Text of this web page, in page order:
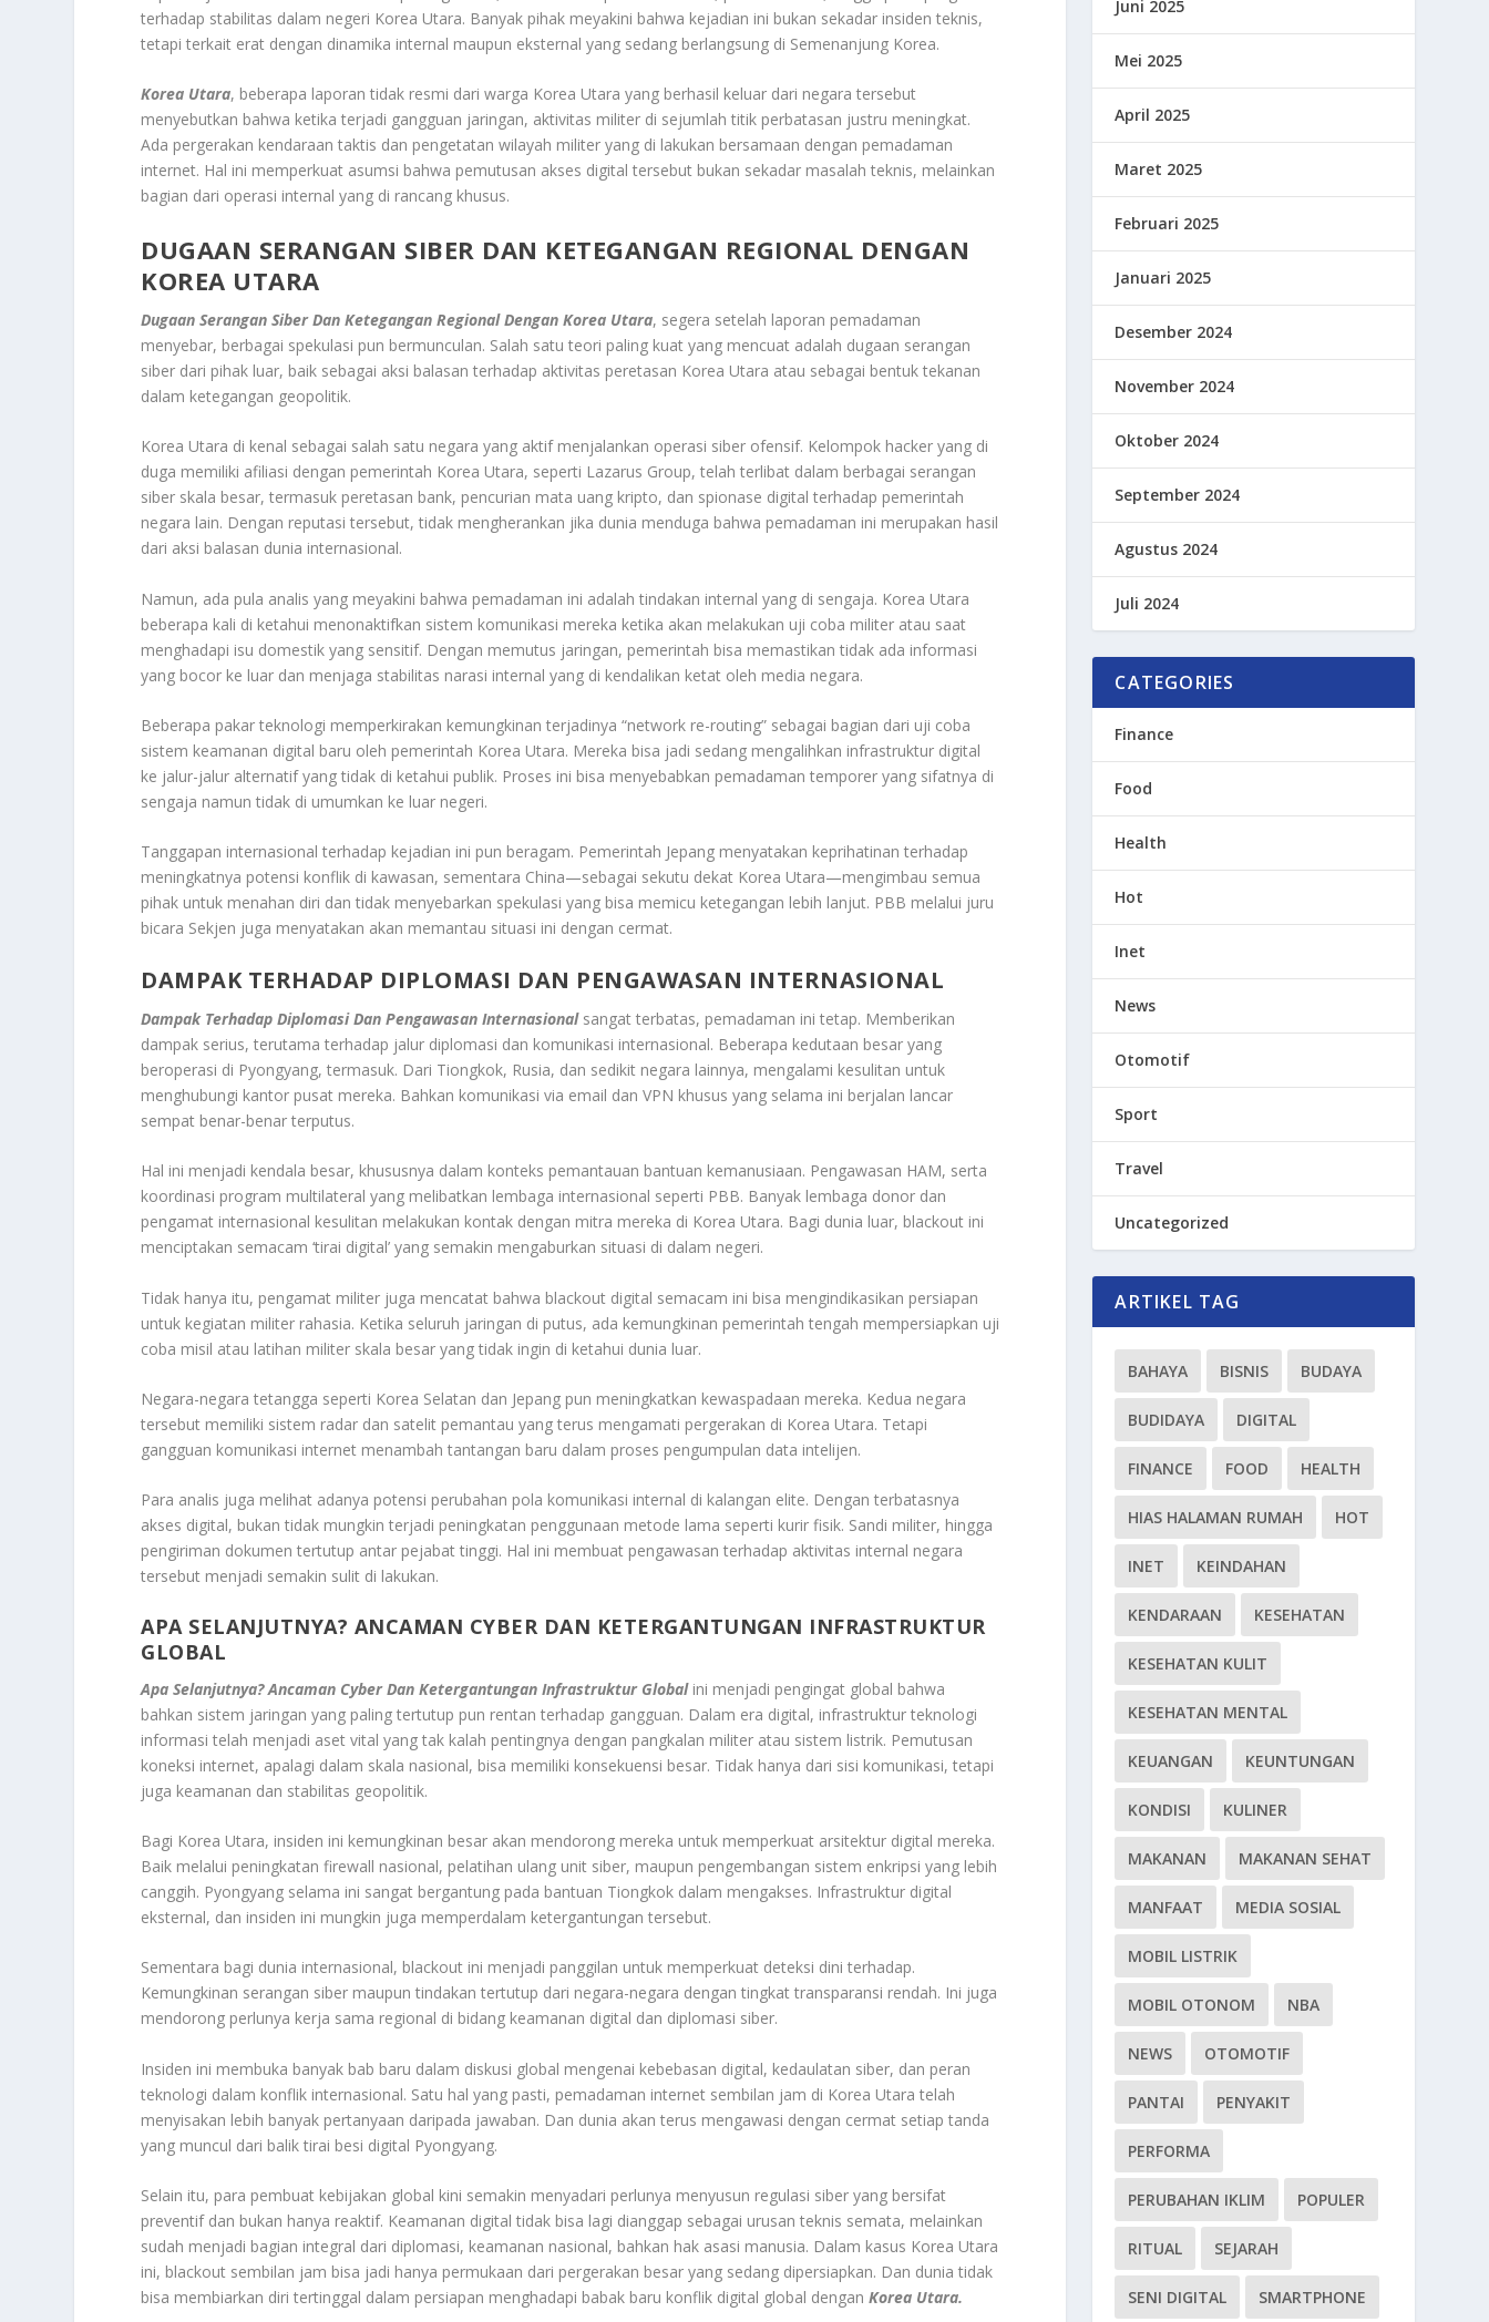
terhadap stabilitas dalam negeri Korea Utara. Banyak pihak meyakini bahwa kejadian ini bukan sekadar insiden teknis,
tetapi terkait erat dengan dinamika internal maupun eksternal yang sedang berlangsung di Semenanjung Korea.
Korea Utara, beberapa laporan tidak resmi dari warga Korea Utara yang berhasil keluar dari negara tersebut
menyebutkan bahwa ketika terjadi gangguan jaringan, aktivitas militer di sejumlah titik perbatasan justru meningkat.
Ada pergerakan kendaraan taktis dan pengetatan wilayah militer yang di lakukan bersamaan dengan pemadaman
internet. Hal ini memperkuat asumsi bahwa pemutusan akses digital tersebut bukan sekadar masalah teknis, melainkan
bagian dari operasi internal yang di rancang khusus.
DUGAAN SERANGAN SIBER DAN KETEGANGAN REGIONAL DENGAN
KOREA UTARA
Dugaan Serangan Siber Dan Ketegangan Regional Dengan Korea Utara, segera setelah laporan pemadaman
menyebar, berbagai spekulasi pun bermunculan. Salah satu teori paling kuat yang mencuat adalah dugaan serangan
siber dari pihak luar, baik sebagai aksi balasan terhadap aktivitas peretasan Korea Utara atau sebagai bentuk tekanan
dalam ketegangan geopolitik.
Korea Utara di kenal sebagai salah satu negara yang aktif menjalankan operasi siber ofensif. Kelompok hacker yang di
duga memiliki afiliasi dengan pemerintah Korea Utara, seperti Lazarus Group, telah terlibat dalam berbagai serangan
siber skala besar, termasuk peretasan bank, pencurian mata uang kripto, dan spionase digital terhadap pemerintah
negara lain. Dengan reputasi tersebut, tidak mengherankan jika dunia menduga bahwa pemadaman ini merupakan hasil
dari aksi balasan dunia internasional.
Namun, ada pula analis yang meyakini bahwa pemadaman ini adalah tindakan internal yang di sengaja. Korea Utara
beberapa kali di ketahui menonaktifkan sistem komunikasi mereka ketika akan melakukan uji coba militer atau saat
menghadapi isu domestik yang sensitif. Dengan memutus jaringan, pemerintah bisa memastikan tidak ada informasi
yang bocor ke luar dan menjaga stabilitas narasi internal yang di kendalikan ketat oleh media negara.
Beberapa pakar teknologi memperkirakan kemungkinan terjadinya “network re-routing” sebagai bagian dari uji coba
sistem keamanan digital baru oleh pemerintah Korea Utara. Mereka bisa jadi sedang mengalihkan infrastruktur digital
ke jalur-jalur alternatif yang tidak di ketahui publik. Proses ini bisa menyebabkan pemadaman temporer yang sifatnya di
sengaja namun tidak di umumkan ke luar negeri.
Tanggapan internasional terhadap kejadian ini pun beragam. Pemerintah Jepang menyatakan keprihatinan terhadap
meningkatnya potensi konflik di kawasan, sementara China—sebagai sekutu dekat Korea Utara—mengimbau semua
pihak untuk menahan diri dan tidak menyebarkan spekulasi yang bisa memicu ketegangan lebih lanjut. PBB melalui juru
bicara Sekjen juga menyatakan akan memantau situasi ini dengan cermat.
DAMPAK TERHADAP DIPLOMASI DAN PENGAWASAN INTERNASIONAL
Dampak Terhadap Diplomasi Dan Pengawasan Internasional sangat terbatas, pemadaman ini tetap. Memberikan
dampak serius, terutama terhadap jalur diplomasi dan komunikasi internasional. Beberapa kedutaan besar yang
beroperasi di Pyongyang, termasuk. Dari Tiongkok, Rusia, dan sedikit negara lainnya, mengalami kesulitan untuk
menghubungi kantor pusat mereka. Bahkan komunikasi via email dan VPN khusus yang selama ini berjalan lancar
sempat benar-benar terputus.
Hal ini menjadi kendala besar, khususnya dalam konteks pemantauan bantuan kemanusiaan. Pengawasan HAM, serta
koordinasi program multilateral yang melibatkan lembaga internasional seperti PBB. Banyak lembaga donor dan
pengamat internasional kesulitan melakukan kontak dengan mitra mereka di Korea Utara. Bagi dunia luar, blackout ini
menciptakan semacam ‘tirai digital’ yang semakin mengaburkan situasi di dalam negeri.
Tidak hanya itu, pengamat militer juga mencatat bahwa blackout digital semacam ini bisa mengindikasikan persiapan
untuk kegiatan militer rahasia. Ketika seluruh jaringan di putus, ada kemungkinan pemerintah tengah mempersiapkan uji
coba misil atau latihan militer skala besar yang tidak ingin di ketahui dunia luar.
Negara-negara tetangga seperti Korea Selatan dan Jepang pun meningkatkan kewaspadaan mereka. Kedua negara
tersebut memiliki sistem radar dan satelit pemantau yang terus mengamati pergerakan di Korea Utara. Tetapi
gangguan komunikasi internet menambah tantangan baru dalam proses pengumpulan data intelijen.
Para analis juga melihat adanya potensi perubahan pola komunikasi internal di kalangan elite. Dengan terbatasnya
akses digital, bukan tidak mungkin terjadi peningkatan penggunaan metode lama seperti kurir fisik. Sandi militer, hingga
pengiriman dokumen tertutup antar pejabat tinggi. Hal ini membuat pengawasan terhadap aktivitas internal negara
tersebut menjadi semakin sulit di lakukan.
APA SELANJUTNYA? ANCAMAN CYBER DAN KETERGANTUNGAN INFRASTRUKTUR
GLOBAL
Apa Selanjutnya? Ancaman Cyber Dan Ketergantungan Infrastruktur Globalini menjadi pengingat global bahwa
bahkan sistem jaringan yang paling tertutup pun rentan terhadap gangguan. Dalam era digital, infrastruktur teknologi
informasi telah menjadi aset vital yang tak kalah pentingnya dengan pangkalan militer atau sistem listrik. Pemutusan
koneksi internet, apalagi dalam skala nasional, bisa memiliki konsekuensi besar. Tidak hanya dari sisi komunikasi, tetapi
juga keamanan dan stabilitas geopolitik.
Bagi Korea Utara, insiden ini kemungkinan besar akan mendorong mereka untuk memperkuat arsitektur digital mereka.
Baik melalui peningkatan firewall nasional, pelatihan ulang unit siber, maupun pengembangan sistem enkripsi yang lebih
canggih. Pyongyang selama ini sangat bergantung pada bantuan Tiongkok dalam mengakses. Infrastruktur digital
eksternal, dan insiden ini mungkin juga memperdalam ketergantungan tersebut.
Sementara bagi dunia internasional, blackout ini menjadi panggilan untuk memperkuat deteksi dini terhadap.
Kemungkinan serangan siber maupun tindakan tertutup dari negara-negara dengan tingkat transparansi rendah. Ini juga
mendorong perlunya kerja sama regional di bidang keamanan digital dan diplomasi siber.
Insiden ini membuka banyak bab baru dalam diskusi global mengenai kebebasan digital, kedaulatan siber, dan peran
teknologi dalam konflik internasional. Satu hal yang pasti, pemadaman internet sembilan jam di Korea Utara telah
menyisakan lebih banyak pertanyaan daripada jawaban. Dan dunia akan terus mengawasi dengan cermat setiap tanda
yang muncul dari balik tirai besi digital Pyongyang.
Selain itu, para pembuat kebijakan global kini semakin menyadari perlunya menyusun regulasi siber yang bersifat
preventif dan bukan hanya reaktif. Keamanan digital tidak bisa lagi dianggap sebagai urusan teknis semata, melainkan
sudah menjadi bagian integral dari diplomasi, keamanan nasional, bahkan hak asasi manusia. Dalam kasus Korea Utara
ini, blackout sembilan jam bisa jadi hanya permukaan dari pergerakan besar yang sedang dipersiapkan. Dan dunia tidak
bisa membiarkan diri tertinggal dalam persiapan menghadapi babak baru konflik digital global denganKorea Utara.
Juni 2025
Mei 2025
April 2025
Maret 2025
Februari 2025
Januari 2025
Desember 2024
November 2024
Oktober 2024
September 2024
Agustus 2024
Juli 2024
CATEGORIES
Finance
Food
Health
Hot
Inet
News
Otomotif
Sport
Travel
Uncategorized
ARTIKEL TAG
BAHAYA BISNIS BUDAYA
BUDIDAYA DIGITAL
FINANCE FOOD HEALTH
HIAS HALAMAN RUMAH HOT
INET KEINDAHAN
KENDARAAN KESEHATAN
KESEHATAN KULIT
KESEHATAN MENTAL
KEUANGAN KEUNTUNGAN
KONDISI KULINER
MAKANAN MAKANAN SEHAT
MANFAAT MEDIA SOSIAL
MOBIL LISTRIK
MOBIL OTONOM NBA
NEWS OTOMOTIF
PANTAI PENYAKIT
PERFORMA
PERUBAHAN IKLIM POPULER
RITUAL SEJARAH
SENI DIGITAL SMARTPHONE